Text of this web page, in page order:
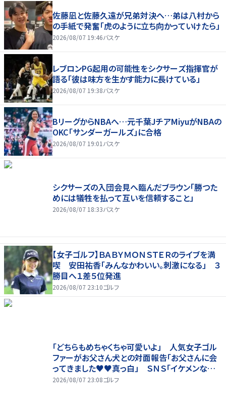
佐藤凪と佐藤久遠が兄弟対決へ…弟は八村から
の手紙で発奮「虎のように立ち向かっていけたら」
2026/08/07 19:46バスケ
レブロンPG起用の可能性をシクサーズ指揮官が
語る「彼は味方を生かす能力に長けている」
2026/08/07 19:38バスケ
BリーグからNBAへ…元千葉JチアMiyuがNBAの
OKC「サンダーガールズ」に合格
2026/08/07 19:01 バスケ
シクサーズの入団会見へ臨んだブラウン「勝つた
めには犠牲を払って互いを信頼すること」
2026/08/07 18:33バスケ
【女子ゴルフ】ＢＡＢＹＭＯＮＳＴＥＲのライブを満
喫 安田祐香「みんなかわいい。刺激になる」 ３
勝目へ１差５位発進
2026/08/07 23:10ゴルフ
「どちらもめちゃくちゃ可愛いよ」 人気女子ゴル
ファーがお父さん犬との対面報告「お父さんに会
ってきました♥♥真っ白」 ＳＮＳ「イケメンなお
父さん」「白戸家入りするんですか？」
2026/08/07 23:08ゴルフ